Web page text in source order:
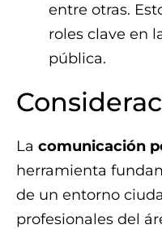
entre otras.
roles clave en
pública.
La comunicación
herramienta
de un entorno
profesionales del